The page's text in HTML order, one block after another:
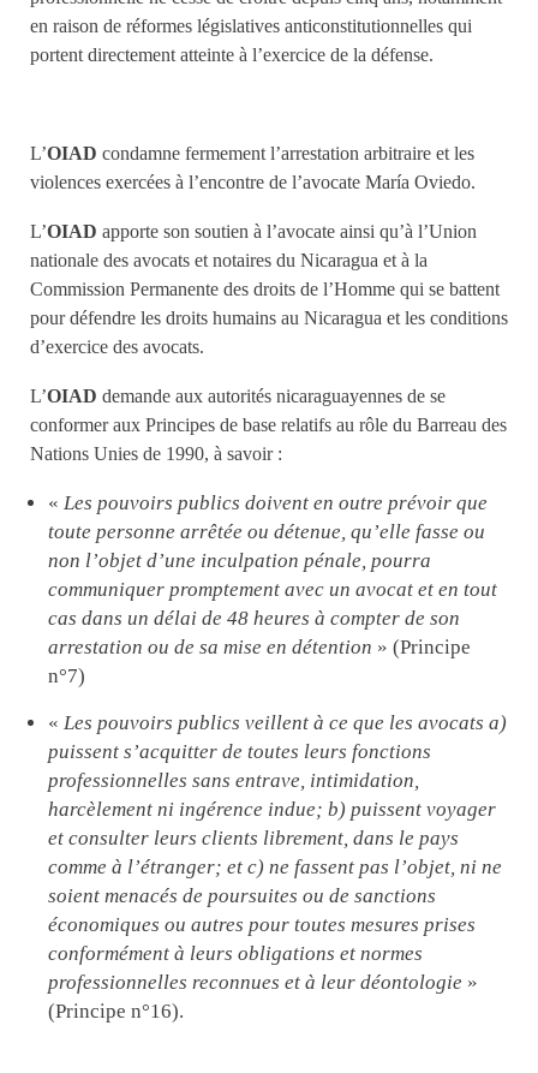
en raison de réformes législatives anticonstitutionnelles qui
portent directement atteinte à l’exercice de la défense.
L’OIAD condamne fermement l’arrestation arbitraire et les
violences exercées à l’encontre de l’avocate María Oviedo.
L’OIAD apporte son soutien à l’avocate ainsi qu’à l’Union
nationale des avocats et notaires du Nicaragua et à la
Commission Permanente des droits de l’Homme qui se battent
pour défendre les droits humains au Nicaragua et les conditions
d’exercice des avocats.
L’OIAD demande aux autorités nicaraguayennes de se
conformer aux Principes de base relatifs au rôle du Barreau des
Nations Unies de 1990, à savoir :
« Les pouvoirs publics doivent en outre prévoir que
toute personne arrêtée ou détenue, qu’elle fasse ou
non l’objet d’une inculpation pénale, pourra
communiquer promptement avec un avocat et en tout
cas dans un délai de 48 heures à compter de son
arrestation ou de sa mise en détention » (Principe
n°7)
« Les pouvoirs publics veillent à ce que les avocats a)
puissent s’acquitter de toutes leurs fonctions
professionnelles sans entrave, intimidation,
harcèlement ni ingérence indue; b) puissent voyager
et consulter leurs clients librement, dans le pays
comme à l’étranger; et c) ne fassent pas l’objet, ni ne
soient menacés de poursuites ou de sanctions
économiques ou autres pour toutes mesures prises
conformément à leurs obligations et normes
professionnelles reconnues et à leur déontologie »
(Principe n°16).